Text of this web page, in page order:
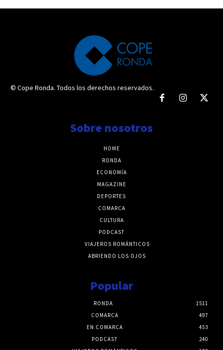
© Cope Ronda. Todos los derechos reservados.
Sobre nosotros
HOME
RONDA
ECONOMÍA
MAGAZINE
DEPORTES
COMARCA
CULTURA
PODCAST
VIAJEROS ROMÁNTICOS
ABRIENDO LOS OJOS
Popular
RONDA
1511
COMARCA
497
EN COMARCA
453
PODCAST
240